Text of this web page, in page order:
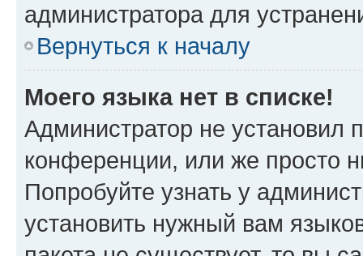
администратора для
Вернуться к началу
Моего языка нет в списке!
Администратор не установил
конференции, или же просто
Попробуйте узнать у
установить нужный вам